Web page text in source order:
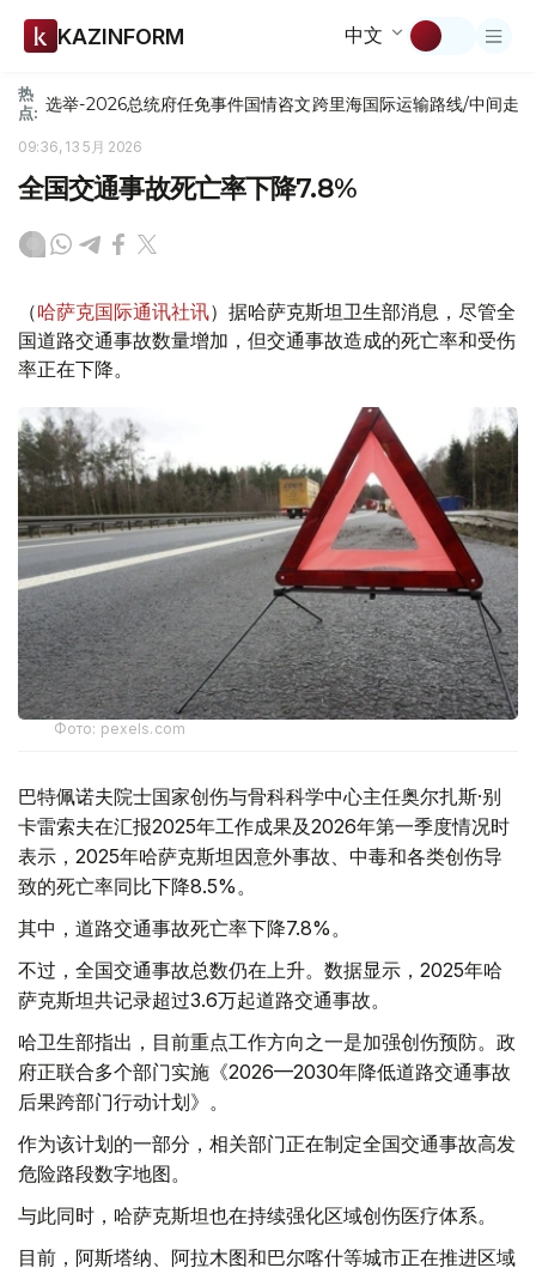
KAZINFORM 中文
热
点: 选举-2026总统府任免事件国情咨文跨里海国际运输路线/中间走廊
09:36, 13 5月 2026
全国交通事故死亡率下降7.8%
（哈萨克国际通讯社讯）据哈萨克斯坦卫生部消息，尽管全
国道路交通事故数量增加，但交通事故造成的死亡率和受伤
率正在下降。
Фото: pexels.com
巴特佩诺夫院士国家创伤与骨科科学中心主任奥尔扎斯·别
卡雷索夫在汇报2025年工作成果及2026年第一季度情况时
表示，2025年哈萨克斯坦因意外事故、中毒和各类创伤导
致的死亡率同比下降8.5%。
其中，道路交通事故死亡率下降7.8%。
不过，全国交通事故总数仍在上升。数据显示，2025年哈
萨克斯坦共记录超过3.6万起道路交通事故。
哈卫生部指出，目前重点工作方向之一是加强创伤预防。政
府正联合多个部门实施《2026—2030年降低道路交通事故
后果跨部门行动计划》。
作为该计划的一部分，相关部门正在制定全国交通事故高发
危险路段数字地图。
与此同时，哈萨克斯坦也在持续强化区域创伤医疗体系。
目前，阿斯塔纳、阿拉木图和巴尔喀什等城市正在推进区域